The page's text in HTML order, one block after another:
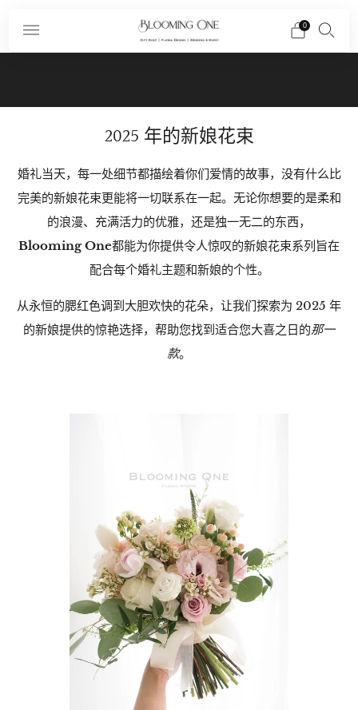
0
2025 年的新娘花束
婚礼当天，每一处细节都描绘着你们爱情的故事，没有什么比
完美的新娘花束更能将一切联系在一起。无论你想要的是柔和
的浪漫、充满活力的优雅，还是独一无二的东西，
Blooming One都能为你提供令人惊叹的新娘花束系列旨在
配合每个婚礼主题和新娘的个性。
从永恒的腮红色调到大胆欢快的花朵，让我们探索为 2025 年
的新娘提供的惊艳选择，帮助您找到适合您大喜之日的那一
款。